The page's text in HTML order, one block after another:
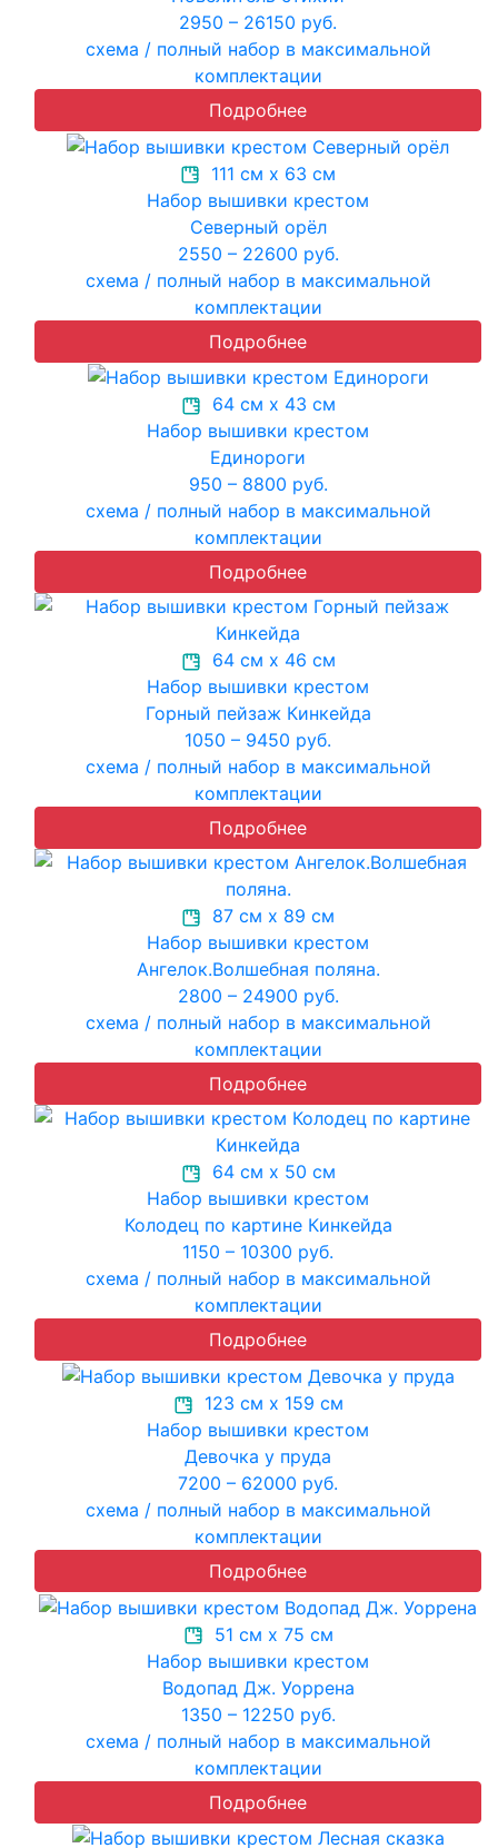
2950 – 26150 руб.
схема / полный набор в максимальной
комплектации
Подробнее
111 см х 63 см
Набор вышивки крестом
Северный орёл
2550 – 22600 руб.
схема / полный набор в максимальной
комплектации
Подробнее
64 см х 43 см
Набор вышивки крестом
Единороги
950 – 8800 руб.
схема / полный набор в максимальной
комплектации
Подробнее
64 см х 46 см
Набор вышивки крестом
Горный пейзаж Кинкейда
1050 – 9450 руб.
схема / полный набор в максимальной
комплектации
Подробнее
87 см х 89 см
Набор вышивки крестом
Ангелок.Волшебная поляна.
2800 – 24900 руб.
схема / полный набор в максимальной
комплектации
Подробнее
64 см х 50 см
Набор вышивки крестом
Колодец по картине Кинкейда
1150 – 10300 руб.
схема / полный набор в максимальной
комплектации
Подробнее
123 см х 159 см
Набор вышивки крестом
Девочка у пруда
7200 – 62000 руб.
схема / полный набор в максимальной
комплектации
Подробнее
51 см х 75 см
Набор вышивки крестом
Водопад Дж. Уоррена
1350 – 12250 руб.
схема / полный набор в максимальной
комплектации
Подробнее